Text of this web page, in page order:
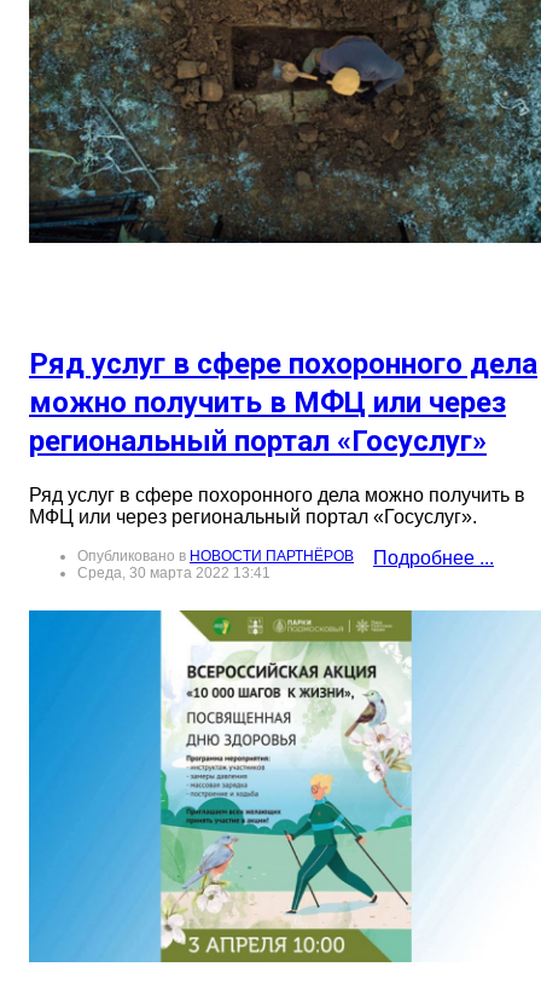
Ряд услуг в сфере похоронного дела
можно получить в МФЦ или через
региональный портал «Госуслуг»
Ряд услуг в сфере похоронного дела можно получить в
МФЦ или через региональный портал «Госуслуг».
Опубликовано в НОВОСТИ ПАРТНЁРОВ
Среда, 30 марта 2022 13:41
Подробнее ...